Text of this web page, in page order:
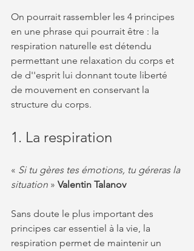
On pourrait rassembler les 4 principes
en une phrase qui pourrait être : la
respiration naturelle est détendu
permettant une relaxation du corps et
de d''esprit lui donnant toute liberté
de mouvement en conservant la
structure du corps.​
1. La respiration
« Si tu gères tes émotions, tu géreras la
situation » Valentin Talanov
Sans doute le plus important des
principes car essentiel à la vie, la
respiration permet de maintenir un